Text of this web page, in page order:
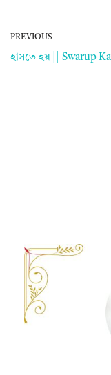
PREVIOUS
হাসতে হয় || Swarup